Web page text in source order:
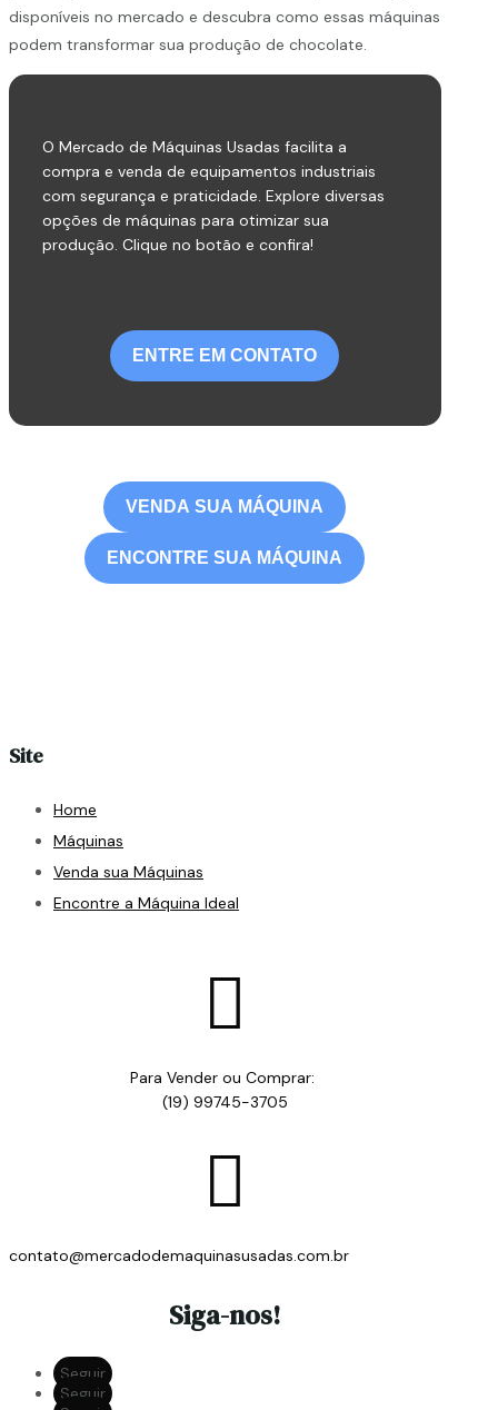
disponíveis no mercado e descubra como essas máquinas
podem transformar sua produção de chocolate.
O Mercado de Máquinas Usadas facilita a
compra e venda de equipamentos industriais
com segurança e praticidade. Explore diversas
opções de máquinas para otimizar sua
produção. Clique no botão e confira!
ENTRE EM CONTATO
VENDA SUA MÁQUINA
ENCONTRE SUA MÁQUINA
Site
Home
Máquinas
Venda sua Máquinas
Encontre a Máquina Ideal

Para Vender ou Comprar:
(19) 99745-3705

contato@mercadodemaquinasusadas.com.br
Siga-nos!
Seguir
Seguir